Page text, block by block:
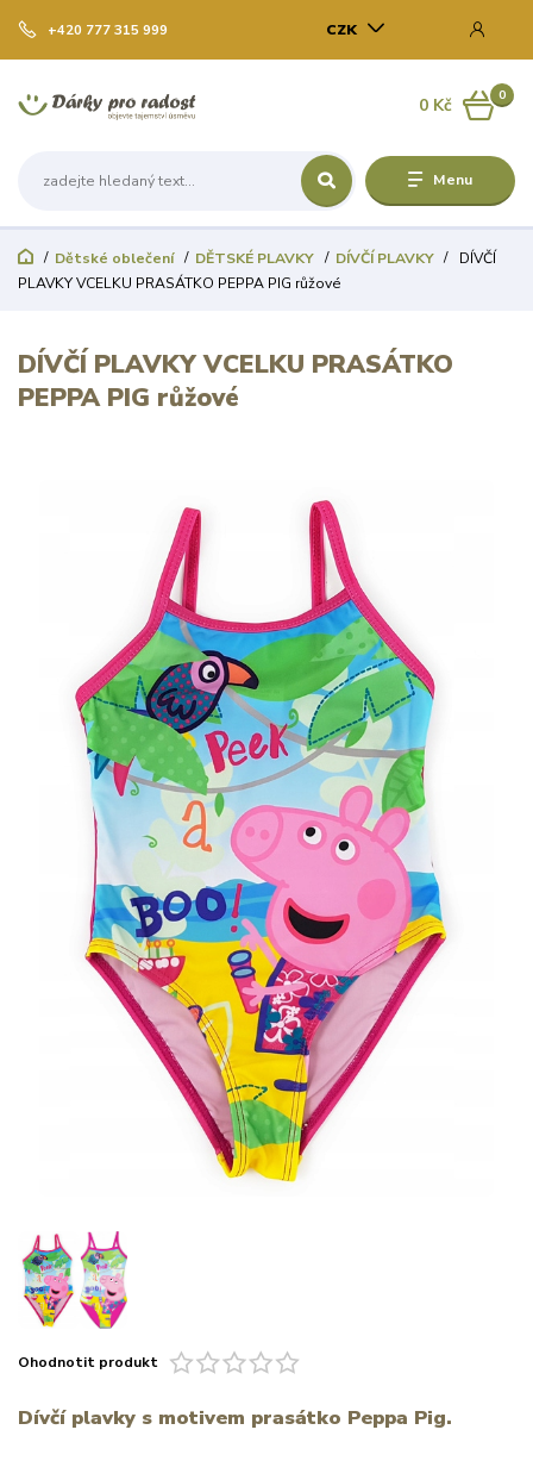
Menu
CZK
+420 777 315 999
0
0 Kč
Dětské oblečení DĚTSKÉ PLAVKY DÍVČÍ PLAVKY
DÍVČÍ
PLAVKY VCELKU PRASÁTKO PEPPA PIG růžové
DÍVČÍ PLAVKY VCELKU PRASÁTKO
PEPPA PIG růžové
Ohodnotit produkt
Dívčí plavky s motivem prasátko Peppa Pig.